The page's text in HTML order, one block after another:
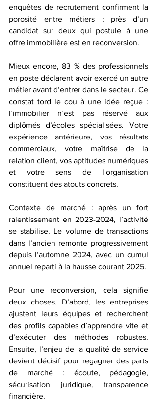
enquêtes de recrutement confirment la
porosité entre métiers : près d’un
candidat sur deux qui postule à une
offre immobilière est en reconversion.
Mieux encore, 83 % des professionnels
en poste déclarent avoir exercé un autre
métier avant d’entrer dans le secteur. Ce
constat tord le cou à une idée reçue :
l’immobilier n’est pas réservé aux
diplômés d’écoles spécialisées. Votre
expérience antérieure, vos résultats
commerciaux, votre maîtrise de la
relation client, vos aptitudes numériques
et votre sens de l’organisation
constituent des atouts concrets.
Contexte de marché : après un fort
ralentissement en 2023-2024, l’activité
se stabilise. Le volume de transactions
dans l’ancien remonte progressivement
depuis l’automne 2024, avec un cumul
annuel reparti à la hausse courant 2025.
Pour une reconversion, cela signifie
deux choses. D’abord, les entreprises
ajustent leurs équipes et recherchent
des profils capables d’apprendre vite et
d’exécuter des méthodes robustes.
Ensuite, l’enjeu de la qualité de service
devient décisif pour regagner des parts
de marché : écoute, pédagogie,
sécurisation juridique, transparence
financière.